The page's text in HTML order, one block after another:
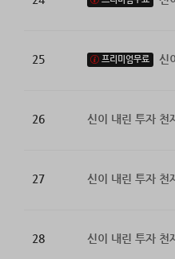
25 프리미엄무료 신
26 신이 내린 투자 천
27 신이 내린 투자 천
28 신이 내린 투자 천